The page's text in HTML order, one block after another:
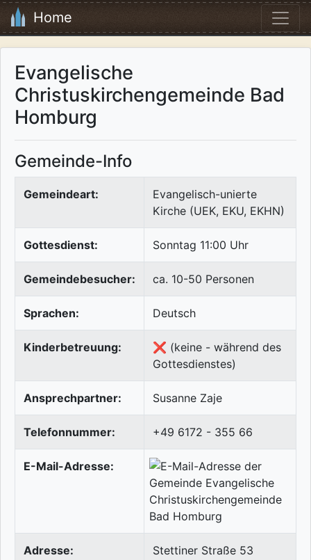
Home
Evangelische
Christuskirchengemeinde Bad
Homburg
Gemeinde-Info
Gemeindeart:
Evangelisch-unierte
Kirche (UEK, EKU, EKHN)
Gottesdienst: Sonntag 11:00 Uhr
Gemeindebesucher: ca. 10-50 Personen
Sprachen: Deutsch
Kinderbetreuung:
❌ (keine - während des
Gottesdienstes)
Ansprechpartner: Susanne Zaje
Telefonnummer: +49 6172 - 355 66
E-Mail-Adresse:
Adresse:
Stettiner Straße 53